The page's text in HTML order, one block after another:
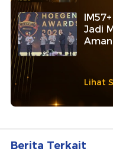
Jadi
Lihat
Berita Terkait